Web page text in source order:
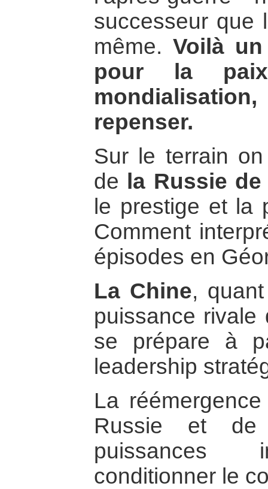
successeur que
même.Voilà
pour la
repenser.
Sur le terrain
de
la Russie
le prestige et la
Comment
épisodes en
La Chine,
puissance rivale
se prépare à
leadership
La
Russie et
puissances
conditionner le